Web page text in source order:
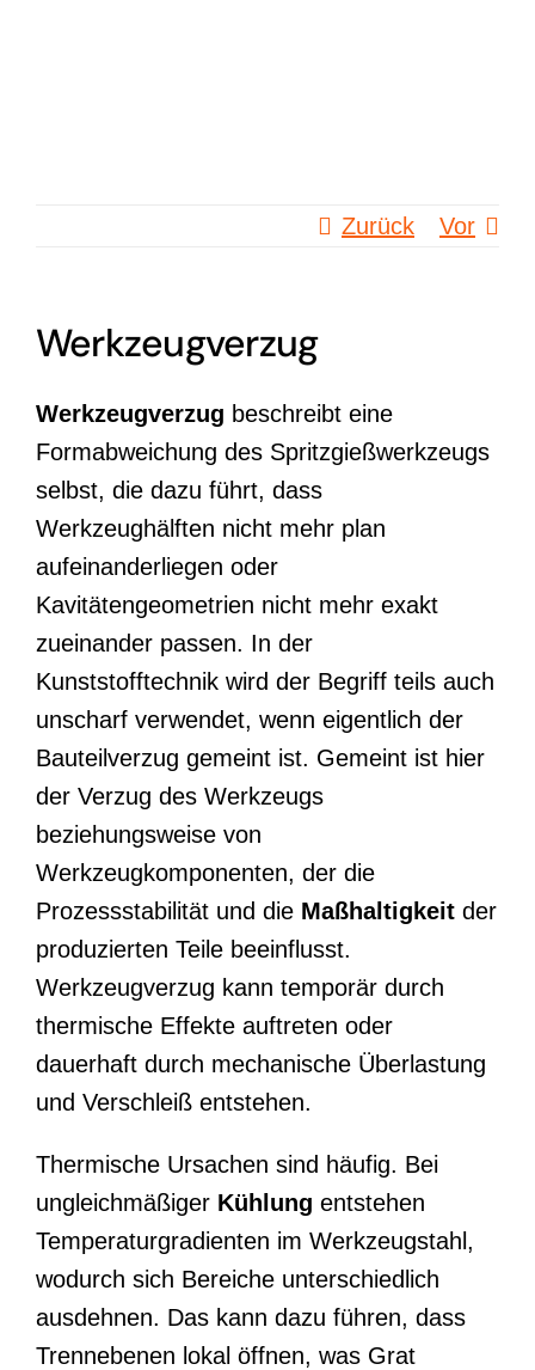
Zurück Vor
Werkzeugverzug
Werkzeugverzug beschreibt eine
Formabweichung des Spritzgießwerkzeugs
selbst, die dazu führt, dass
Werkzeughälften nicht mehr plan
aufeinanderliegen oder
Kavitätengeometrien nicht mehr exakt
zueinander passen. In der
Kunststofftechnik wird der Begriff teils auch
unscharf verwendet, wenn eigentlich der
Bauteilverzug gemeint ist. Gemeint ist hier
der Verzug des Werkzeugs
beziehungsweise von
Werkzeugkomponenten, der die
Prozessstabilität und die Maßhaltigkeit der
produzierten Teile beeinflusst.
Werkzeugverzug kann temporär durch
thermische Effekte auftreten oder
dauerhaft durch mechanische Überlastung
und Verschleiß entstehen.
Thermische Ursachen sind häufig. Bei
ungleichmäßiger Kühlung entstehen
Temperaturgradienten im Werkzeugstahl,
wodurch sich Bereiche unterschiedlich
ausdehnen. Das kann dazu führen, dass
Trennebenen lokal öffnen, was Grat